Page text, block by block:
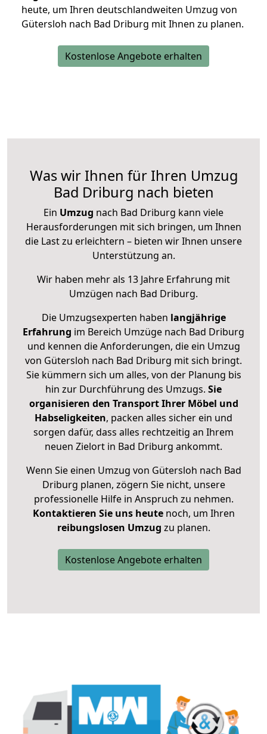
heute, um Ihren deutschlandweiten Umzug von
Gütersloh nach Bad Driburg mit Ihnen zu planen.
Kostenlose Angebote erhalten
Was wir Ihnen für Ihren Umzug
Bad Driburg nach bieten
Ein Umzug nach Bad Driburg kann viele
Herausforderungen mit sich bringen, um Ihnen
die Last zu erleichtern – bieten wir Ihnen unsere
Unterstützung an.
Wir haben mehr als 13 Jahre Erfahrung mit
Umzügen nach Bad Driburg.
Die Umzugsexperten haben langjährige
Erfahrung im Bereich Umzüge nach Bad Driburg
und kennen die Anforderungen, die ein Umzug
von Gütersloh nach Bad Driburg mit sich bringt.
Sie kümmern sich um alles, von der Planung bis
hin zur Durchführung des Umzugs. Sie
organisieren den Transport Ihrer Möbel und
Habseligkeiten, packen alles sicher ein und
sorgen dafür, dass alles rechtzeitig an Ihrem
neuen Zielort in Bad Driburg ankommt.
Wenn Sie einen Umzug von Gütersloh nach Bad
Driburg planen, zögern Sie nicht, unsere
professionelle Hilfe in Anspruch zu nehmen.
Kontaktieren Sie uns heutenoch, um Ihren
reibungslosen Umzug zu planen.
Kostenlose Angebote erhalten